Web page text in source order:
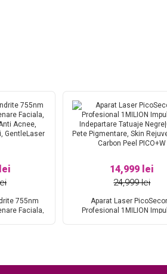
755nm
Faciala,
14,999 lei
24,999 lei
Aparat Laser
Profesional 1MILION